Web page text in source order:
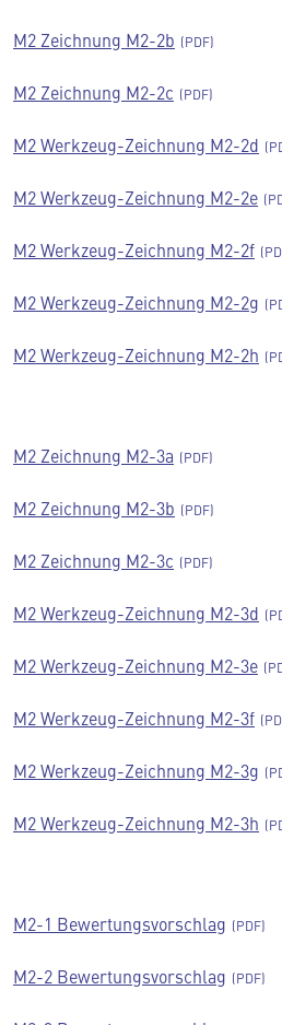
M2 Zeichnung M2-2b
M2 Zeichnung M2-2c
M2 Werkzeug-Zeichnung M2-2d
M2 Werkzeug-Zeichnung M2-2e
M2 Werkzeug-Zeichnung M2-2f
M2 Werkzeug-Zeichnung M2-2g
M2 Werkzeug-Zeichnung M2-2h
M2 Zeichnung M2-3a
M2 Zeichnung M2-3b
M2 Zeichnung M2-3c
M2 Werkzeug-Zeichnung M2-3d
M2 Werkzeug-Zeichnung M2-3e
M2 Werkzeug-Zeichnung M2-3f
M2 Werkzeug-Zeichnung M2-3g
M2 Werkzeug-Zeichnung M2-3h
M2-1 Bewertungsvorschlag
M2-2 Bewertungsvorschlag